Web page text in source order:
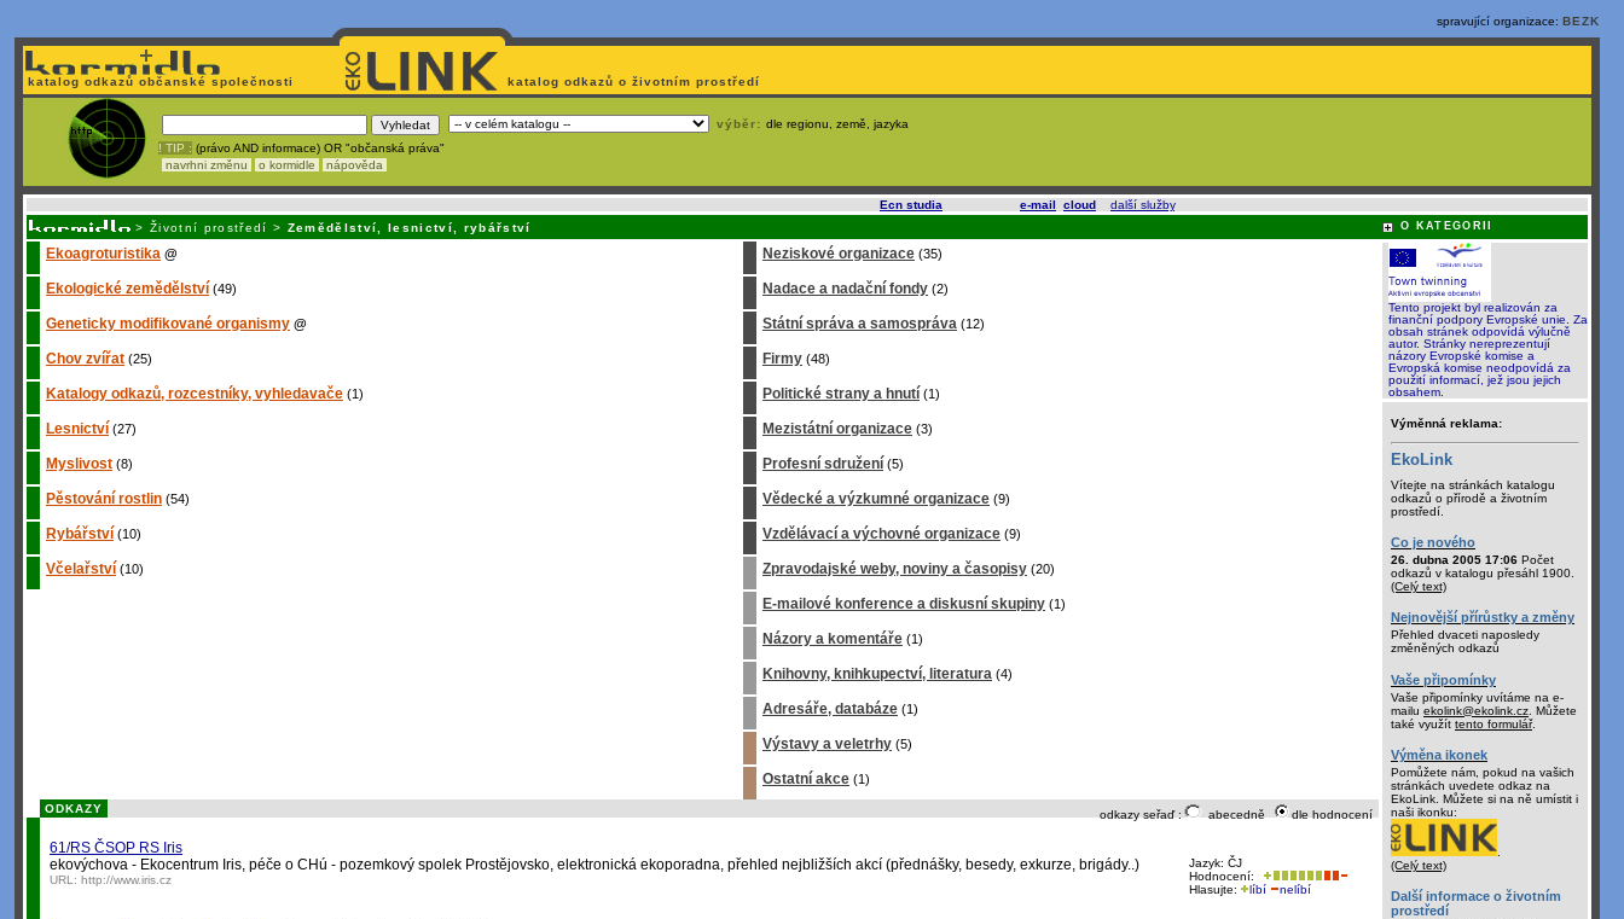
spravující organizace: BEZK
katalog odkazů občanské společnosti katalog odkazů o životním prostředí
výběr: dle regionu, země, jazyka
! TIP : (právo AND informace) OR "občanská práva"
navrhni změnu
o kormidle nápověda
Ecn studia e-mail cloud další služby.
O KATEGORII
> Životní prostředí > Zemědělství, lesnictví, rybářství
Ekoagroturistika @
Ekologické zemědělství (49)
Geneticky modifikované organismy @
Chov zvířat (25)
Katalogy odkazů, rozcestníky, vyhledavače (1)
Lesnictví (27)
Myslivost (8)
Pěstování rostlin (54)
Rybářství (10)
Včelařství (10)
Neziskové organizace (35)
Nadace a nadační fondy (2)
Státní správa a samospráva (12)
Firmy (48)
Politické strany a hnutí (1)
Mezistátní organizace (3)
Profesní sdružení (5)
Vědecké a výzkumné organizace (9)
Vzdělávací a výchovné organizace (9)
Zpravodajské weby, noviny a časopisy (20)
E-mailové konference a diskusní skupiny (1)
Názory a komentáře (1)
Knihovny, knihkupectví, literatura (4)
Adresáře, databáze (1)
Výstavy a veletrhy (5)
Ostatní akce (1)
odkazy seřaď : abecedně dle hodnocení
ODKAZY
61/RS ČSOP RS Iris
Jazyk: ČJ
Hodnocení:
Hlasujte:
líbí nelíbí
ekovýchova - Ekocentrum Iris, péče o CHú - pozemkový spolek Prostějovsko, elektronická ekoporadna, přehled nejbližších akcí (přednášky, besedy, exkurze, brigády..)
URL: http://www.iris.cz
Tento projekt byl realizován za
finanční podpory Evropské unie. Za
obsah stránek odpovídá výlučně
autor. Stránky nereprezentují
názory Evropské komise a
Evropská komise neodpovídá za
použití informací, jež jsou jejich
obsahem.
Výměnná reklama:
EkoLink
Vítejte na stránkách katalogu
odkazů o přírodě a životním
prostředí.
Co je nového
26. dubna 2005 17:06 Počet
odkazů v katalogu přesáhl 1900.
(Celý text)
Nejnovější přírůstky a změny
Přehled dvaceti naposledy
změněných odkazů
Vaše připomínky
Vaše připomínky uvítáme na e-
mailu ekolink@ekolink.cz . Můžete
také využít tento formulář.
Výměna ikonek
Pomůžete nám, pokud na vašich
stránkách uvedete odkaz na
EkoLink. Můžete si na ně umístit i
naši ikonku:
(Celý text)
Další informace o životním
prostředí